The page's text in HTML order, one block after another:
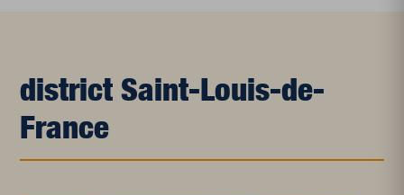
district Saint-Louis-de-
France